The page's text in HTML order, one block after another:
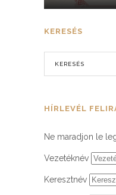
KERESÉS
HÍRLEVÉL
Ne maradjon le
Vezetéknév
Keresztnév